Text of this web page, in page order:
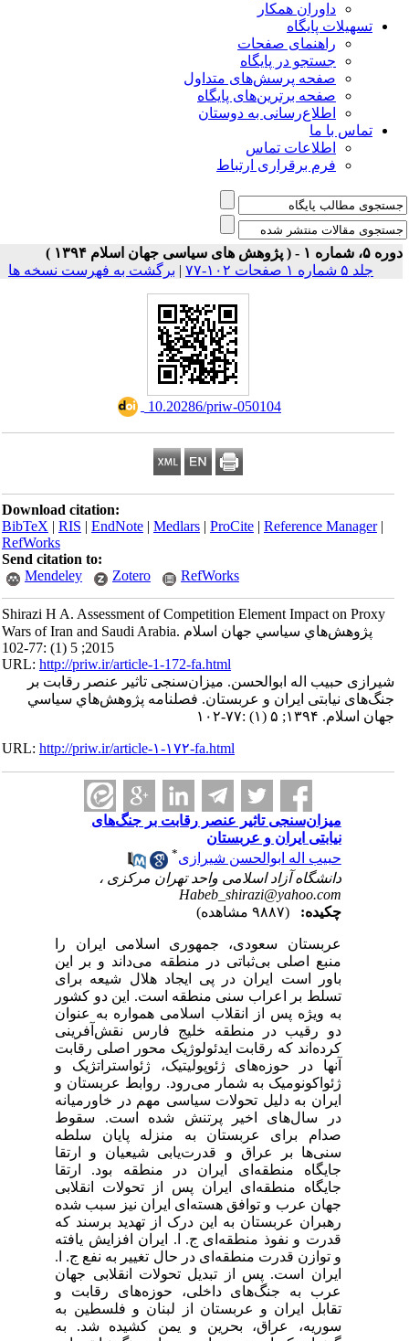
داوران همکار
تسهیلات پایگاه
راهنمای صفحات
جستجو در پایگاه
صفحه پرسش‌های متداول
صفحه برترین‌های پایگاه
اطلاع‌رسانی به دوستان
تماس با ما
اطلاعات تماس
فرم برقراری ارتباط
۱ - ( پژوهش های سیاسی جهان اسلام ۱۳۹۴ )
جلد ۵ شماره ۱ صفحات ۱۰۲-۷۷
|برگشت به فهرست نسخه ها
‎ 10.20286/priw-050104
Download citation:
BibTeX|RIS|EndNote|Medlars|ProCite|Reference Manager
RefWorks
Send citation to:
Mendeley
Zotero RefWorks
Shirazi H A. Assessment of Competition Element Impact on Proxy
Wars of Iran and Saudi Arabia. پژوهش‌هاي سياسي جهان اسلام
2015; 5 (1) :77-102
URL:http://priw.ir/article-1-172-fa.html
شیرازی حبیب اله ابوالحسن. میزان‌سنجی تاثیر عنصر رقابت بر
جنگ‌های نیابتی ایران و عربستان. فصلنامه پژوهش‌هاي سياسي
جهان اسلام. ۱۳۹۴; ۵ (۱) :۷۷-۱۰۲
URL:http://priw.ir/article-۱-۱۷۲-fa.html
میزان‌سنجی تاثیر عنصر رقابت بر جنگ‌های
نیابتی ایران و عربستان
حبیب اله ابوالحسن شیرازی*
دانشگاه آزاد اسلامی واحد تهران مرکزی ،
Habeb_shirazi@yahoo.com
چکیده:
عربستان سعودی، جمهوری اسلامی ایران را
منبع اصلی بی‌ثباتی در منطقه می‌داند و بر این
باور است ایران در پی ایجاد هلال شیعه برای
تسلط بر اعراب سنی منطقه است. این دو کشور
به ویژه پس از انقلاب اسلامی همواره به عنوان
دو رقیب در منطقه خلیج فارس نقش‌آفرینی
کرده‌اند که رقابت ایدئولوژیک محور اصلی رقابت
آنها در حوزه‌های ژئوپولیتیک، ژئواستراتژیک و
ژئواکونومیک به شمار می‌رود. روابط عربستان و
ایران به دلیل تحولات سیاسی مهم در خاورمیانه
در سال‌های اخیر پرتنش شده است. سقوط
صدام برای عربستان به منزله پایان سلطه
سنی‌ها بر عراق و قدرت‌یابی شیعیان و ارتقا
جایگاه منطقه‌ای ایران در منطقه بود. ارتقا
جایگاه منطقه‌ای ایران پس از تحولات انقلابی
جهان عرب و توافق هسته‌ای ایران نیز سبب شده
رهبران عربستان به این درک از تهدید برسند که
قدرت و نفوذ منطقه‌ای ج. ا. ایران افزایش یافته
و توازن قدرت منطقه‌ای در حال تغییر به نفع ج. ا.
ایران است. پس از تبدیل تحولات انقلابی جهان
عرب به جنگ‌های داخلی، حوزه‌های رقابت و
تقابل ایران و عربستان از لبنان و فلسطین به
سوریه، عراق، بحرین و یمن کشیده شد. به